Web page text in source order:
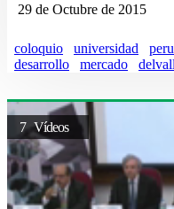
29 de Octubre de 2015
coloquio universidad
desarrollo
mercado
7 Vídeos